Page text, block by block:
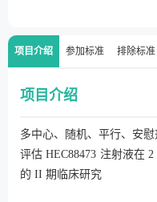
项目介绍 参加标准 排除标准
项目介绍
多中心、随机、平行、安
评估 HEC88473 注射液在 2
的 II 期临床研究